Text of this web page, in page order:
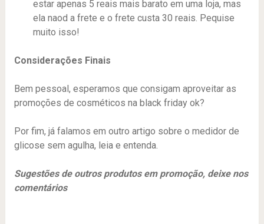
estar apenas 5 reais mais barato em uma loja, mas
ela naod a frete e o frete custa 30 reais. Pequise
muito isso!
Considerações Finais
Bem pessoal, esperamos que consigam aproveitar as
promoções de cosméticos na black friday ok?
Por fim, já falamos em outro artigo sobre o medidor de
glicose sem agulha, leia e entenda.
Sugestões de outros produtos em promoção, deixe nos
comentários